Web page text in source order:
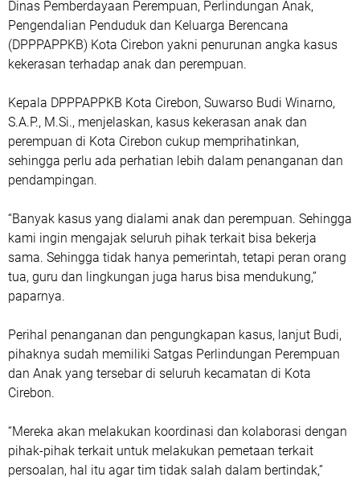
Dinas Pemberdayaan Perempuan, Perlindungan Anak,
Pengendalian Penduduk dan Keluarga Berencana
(DPPPAPPKB) Kota Cirebon yakni penurunan angka kasus
kekerasan terhadap anak dan perempuan.
Kepala DPPPAPPKB Kota Cirebon, Suwarso Budi Winarno,
S.A.P., M.Si., menjelaskan, kasus kekerasan anak dan
perempuan di Kota Cirebon cukup memprihatinkan,
sehingga perlu ada perhatian lebih dalam penanganan dan
pendampingan.
“Banyak kasus yang dialami anak dan perempuan. Sehingga
kami ingin mengajak seluruh pihak terkait bisa bekerja
sama. Sehingga tidak hanya pemerintah, tetapi peran orang
tua, guru dan lingkungan juga harus bisa mendukung,”
paparnya.
Perihal penanganan dan pengungkapan kasus, lanjut Budi,
pihaknya sudah memiliki Satgas Perlindungan Perempuan
dan Anak yang tersebar di seluruh kecamatan di Kota
Cirebon.
“Mereka akan melakukan koordinasi dan kolaborasi dengan
pihak-pihak terkait untuk melakukan pemetaan terkait
persoalan, hal itu agar tim tidak salah dalam bertindak,”